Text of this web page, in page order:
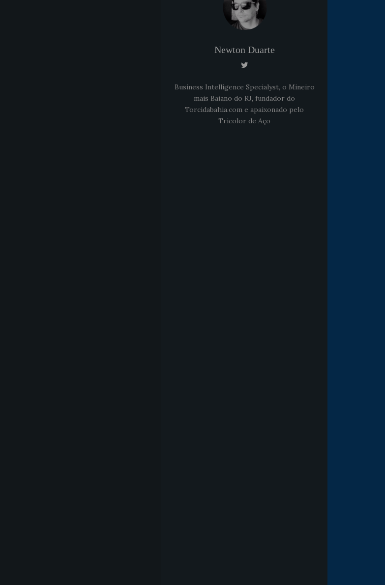
Newton Duarte
Business Intelligence Specialyst, o Mineiro
mais Baiano do RJ, fundador do
Torcidabahia.com e apaixonado pelo
Tricolor de Aço